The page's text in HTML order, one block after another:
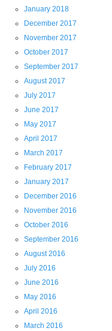
January 2018
December 2017
November 2017
October 2017
September 2017
August 2017
July 2017
June 2017
May 2017
April 2017
March 2017
February 2017
January 2017
December 2016
November 2016
October 2016
September 2016
August 2016
July 2016
June 2016
May 2016
April 2016
March 2016